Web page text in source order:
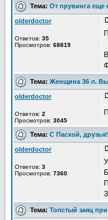
Тема: От прувинга еще
olderdoctor
Ответов: 35
Просмотров: 68819
Тема: Женщина 36 л.
olderdoctor
Ответов: 2
Просмотров: 3045
Тема: С Пасхой, друзья!
olderdoctor
Ответов: 3
Просмотров: 7360
Тема: Толстый заяц